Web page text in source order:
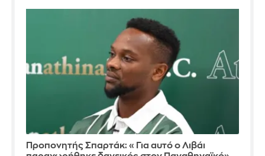
Προπονητής Σπαρτάκ: «Για αυτό ο Λιβάι